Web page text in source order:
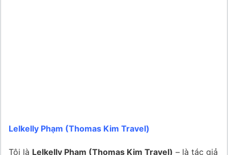
Lelkelly Phạm (Thomas Kim Travel)
Tôi là Lelkelly Phạm (Thomas Kim Travel) – là tác giả